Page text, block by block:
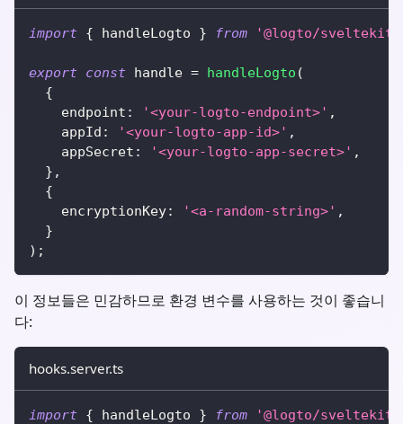
import { handleLogto } from '@logto/sveltekit'
export const handle = handleLogto (
{
    endpoint
: '<your-logto-endpoint>' ,
    appId
: '<your-logto-app-id>' ,
    appSecret
: '<your-logto-app-secret>' ,
} ,
{
    encryptionKey
: '<a-random-string>' ,
}
) ;
이 정보들은 민감하므로 환경 변수를 사용하는 것이 좋습니
다:
hooks.server.ts
import { handleLogto } from '@logto/sveltekit'